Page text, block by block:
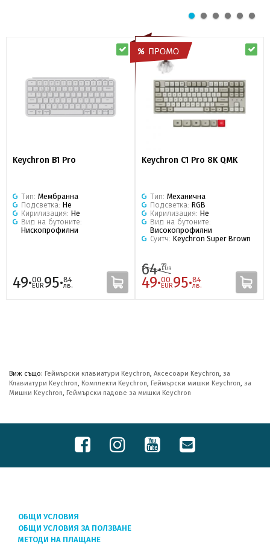
Keychron B1 Pro
Тип: Мембранна
Подсветка: Не
Кирилизация: Не
Вид на бутоните:
Нископрофилни
49·00
EUR95·84
лв.
Keychron C1 Pro 8K QMK
Тип: Механична
Подсветка: RGB
Кирилизация: Не
Вид на бутоните:
Високопрофилни
Суитч: Keychron Super Brown
64·99
EUR
49·00
EUR95·84
лв.
Виж също: Геймърски клавиатури Keychron, Аксесоари Keychron, за
Клавиатури Keychron, Комплекти Keychron, Геймърски мишки Keychron, за
Мишки Keychron, Геймърски падове за мишки Keychron
ОБЩИ УСЛОВИЯ
ОБЩИ УСЛОВИЯ ЗА ПОЛЗВАНЕ
МЕТОДИ НА ПЛАЩАНЕ